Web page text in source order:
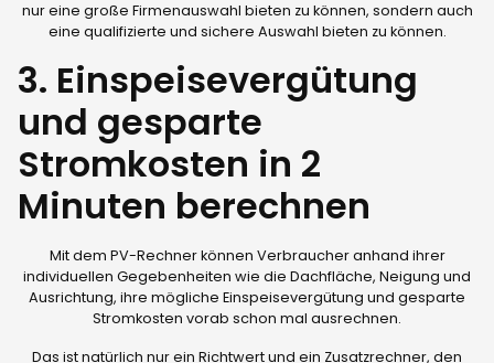
nur eine große Firmenauswahl bieten zu können, sondern auch
eine qualifizierte und sichere Auswahl bieten zu können.
3. Einspeisevergütung
und gesparte
Stromkosten in 2
Minuten berechnen
Mit dem PV-Rechner können Verbraucher anhand ihrer
individuellen Gegebenheiten wie die Dachfläche, Neigung und
Ausrichtung, ihre mögliche Einspeisevergütung und gesparte
Stromkosten vorab schon mal ausrechnen.
Das ist natürlich nur ein Richtwert und ein Zusatzrechner, den